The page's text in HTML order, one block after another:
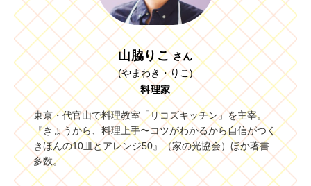
山脇りこ さん
(やまわき・りこ)
料理家
東京・代官山で料理教室「リコズキッチン」を主宰。
『きょうから、料理上手〜コツがわかるから自信がつく
きほんの10皿とアレンジ50』（家の光協会）ほか著書
多数。